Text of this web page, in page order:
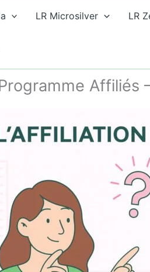
LR Microsilver LR
Affiliés